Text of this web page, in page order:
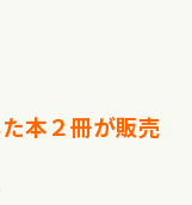
本２冊が販売